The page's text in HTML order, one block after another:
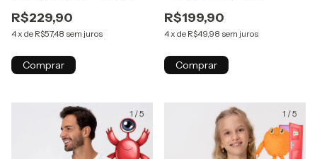
R$229,90
4x de R$57,48 sem juros
Comprar
R$199,90
4x de R$49,98 sem juros
Comprar
1 /5 1 /5